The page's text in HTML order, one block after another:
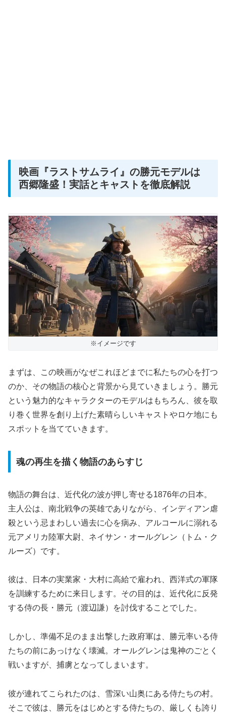
映画『ラストサムライ』の勝元モデルは
西郷隆盛！実話とキャストを徹底解説
※イメージです
まずは、この映画がなぜこれほどまでに私たちの心を打つ
のか、その物語の核心と背景から見ていきましょう。勝元
という魅力的なキャラクターのモデルはもちろん、彼を取
り巻く世界を創り上げた素晴らしいキャストやロケ地にも
スポットを当てていきます。
魂の再生を描く物語のあらすじ
物語の舞台は、近代化の波が押し寄せる1876年の日本。
主人公は、南北戦争の英雄でありながら、インディアン虐
殺という忌まわしい過去に心を病み、アルコールに溺れる
元アメリカ陸軍大尉、ネイサン・オールグレン（トム・ク
ルーズ）です。
彼は、日本の実業家・大村に高給で雇われ、西洋式の軍隊
を訓練するために来日します。その目的は、近代化に反発
する侍の長・勝元（渡辺謙）を討伐することでした。
しかし、準備不足のまま出撃した政府軍は、勝元率いる侍
たちの前にあっけなく壊滅。オールグレンは鬼神のごとく
戦いますが、捕虜となってしまいます。
彼が連れてこられたのは、雪深い山奥にある侍たちの村。
そこで彼は、勝元をはじめとする侍たちの、厳しくも誇り